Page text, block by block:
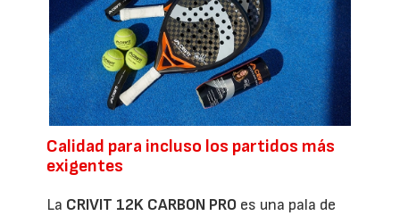
Calidad para incluso los partidos más
exigentes
La CRIVIT 12K CARBON PRO es una pala de